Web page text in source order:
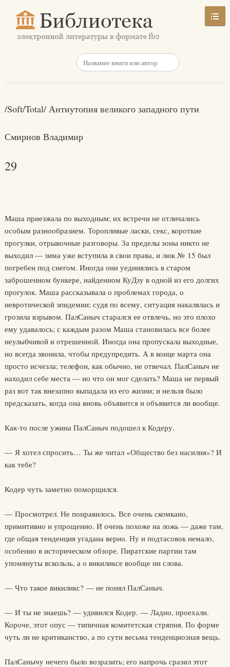
/Soft/Total/ Антиутопия великого западного пути
Смирнов Владимир
29
Маша приезжала по выходным; их встречи не отличались
особым разнообразием. Торопливые ласки, секс, короткие
прогулки, отрывочные разговоры. За пределы зоны никто не
выходил — зима уже вступила в свои права, и люк № 15 был
погребен под снегом. Иногда они уединялись в старом
заброшенном бункере, найденном КуДзу в одной из его долгих
прогулок. Маша рассказывала о проблемах города, о
невротической эпидемии; судя по всему, ситуация накалялась и
грозила взрывом. ПалСаныч старался ее отвлечь, но это плохо
ему удавалось; с каждым разом Маша становилась все более
неулыбчивой и отрешенной. Иногда она пропускала выходные,
но всегда звонила, чтобы предупредить. А в конце марта она
просто исчезла; телефон, как обычно, не отвечал. ПалСаныч не
находил себе места — но что он мог сделать? Маша не первый
раз вот так внезапно выпадала из его жизни; и нельзя было
предсказать, когда она вновь объявится и объявится ли вообще.
Как-то после ужина ПалСаныч подошел к Кодеру.
— Я хотел спросить… Ты же читал «Общество без насилия»? И
как тебе?
Кодер чуть заметно поморщился.
— Просмотрел. Не понравилось. Все очень скомкано,
примитивно и упрощенно. И очень похоже на ложь — даже там,
где общая тенденция угадана верно. Ну и подтасовок немало,
особенно в историческом обзоре. Пиратские партии там
упомянуты вскользь, а о викиликсе вообще ни слова.
— Что такое викиликс? — не понял ПалСаныч.
— И ты не знаешь? — удивился Кодер. — Ладно, проехали.
Короче, этот опус — типичная комитетская стряпня. По форме
чуть ли не критиканство, а по сути весьма тенденциозная вещь.
ПалСанычу нечего было возразить; его напрочь сразил этот